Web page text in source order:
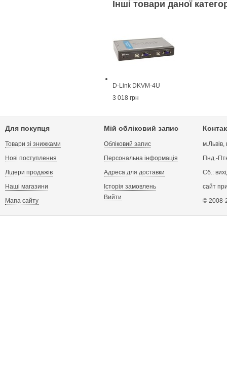
Інші товари даної
D-Link DKVM-4U
3 018 грн
Для покупця
Товари зі знижками
Нові поступлення
Лідери продажів
Наші магазини
Мапа сайту
Мій обліковий запис
Обліковий запис
Персональна інформація
Адреса для доставки
Історія замовлень
Вийти
Пнд.-
Сб.:
сайт
© 2008-